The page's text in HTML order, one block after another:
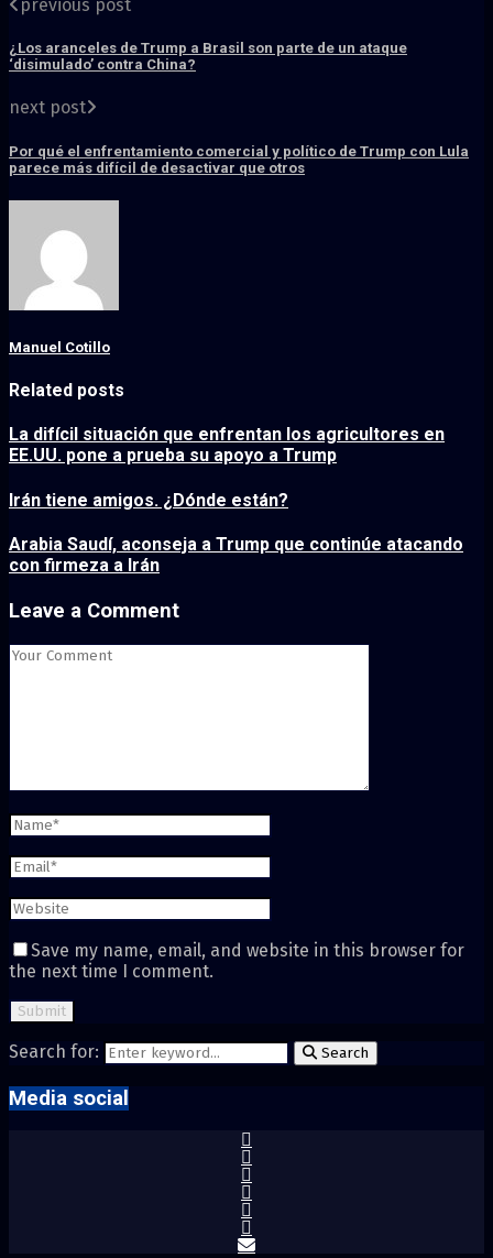
previous post
¿Los aranceles de Trump a Brasil son parte de un ataque
‘disimulado’ contra China?
next post
Por qué el enfrentamiento comercial y político de Trump con Lula
parece más difícil de desactivar que otros
Manuel Cotillo
Related posts
La difícil situación que enfrentan los agricultores en
EE.UU. pone a prueba su apoyo a Trump
Irán tiene amigos. ¿Dónde están?
Arabia Saudí, aconseja a Trump que continúe atacando
con firmeza a Irán
Leave a Comment
Save my name, email, and website in this browser for
the next time I comment.
Search for: Search
Media social